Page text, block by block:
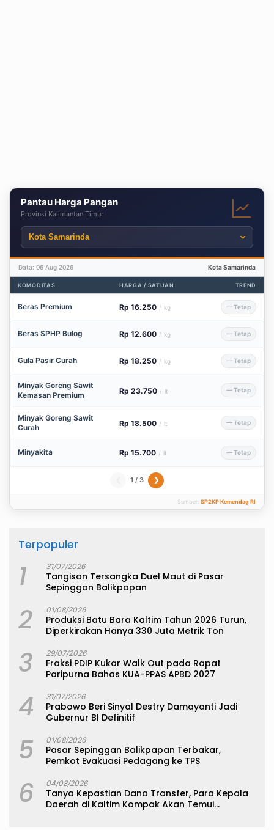
Pantau Harga Pangan
Provinsi Kalimantan Timur
Data: 06 Aug 2026 Kota Samarinda
KOMODITAS HARGA / SATUAN TREND
Beras Premium Rp 16.250 / kg — Tetap
Beras SPHP Bulog Rp 12.600 / kg — Tetap
Gula Pasir Curah Rp 18.250 / kg — Tetap
Minyak Goreng Sawit
Kemasan Premium
Rp 23.750 / lt — Tetap
Minyak Goreng Sawit
Curah
Rp 18.500 / lt — Tetap
Minyakita Rp 15.700 / lt — Tetap
1 / 3 ❯
Sumber: SP2KP Kemendag RI
Terpopuler
1 31/07/2026
Tangisan Tersangka Duel Maut di Pasar
Sepinggan Balikpapan
2 01/08/2026
Produksi Batu Bara Kaltim Tahun 2026 Turun,
Diperkirakan Hanya 330 Juta Metrik Ton
3 29/07/2026
Fraksi PDIP Kukar Walk Out pada Rapat
Paripurna Bahas KUA-PPAS APBD 2027
4 31/07/2026
Prabowo Beri Sinyal Destry Damayanti Jadi
Gubernur BI Definitif
5 01/08/2026
Pasar Sepinggan Balikpapan Terbakar,
Pemkot Evakuasi Pedagang ke TPS
6 04/08/2026
Tanya Kepastian Dana Transfer, Para Kepala
Daerah di Kaltim Kompak Akan Temui